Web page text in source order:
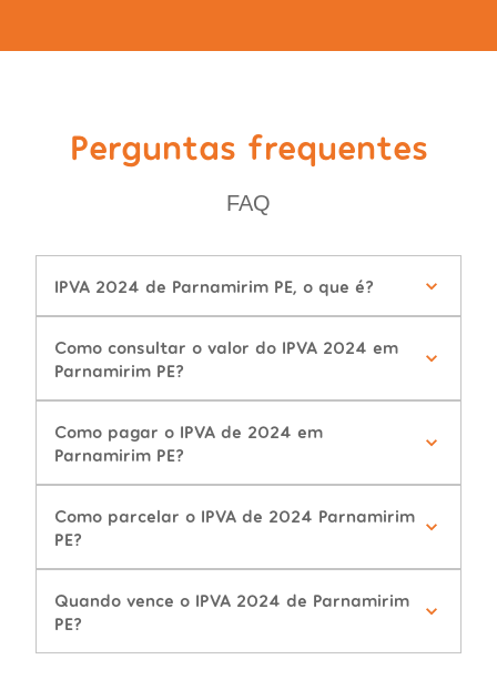
Perguntas frequentes
FAQ
IPVA 2024 de Parnamirim PE, o que é?
Como consultar o valor do IPVA 2024 em
Parnamirim PE?
Como pagar o IPVA de 2024 em
Parnamirim PE?
Como parcelar o IPVA de 2024 Parnamirim
PE?
Quando vence o IPVA 2024 de Parnamirim
PE?